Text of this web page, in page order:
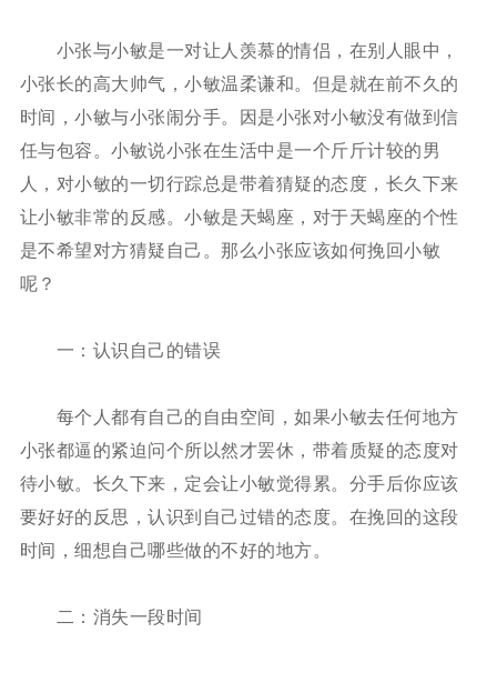
小张与小敏是一对让人羡慕的情侣，在别人眼中，
小张长的高大帅气，小敏温柔谦和。但是就在前不久的
时间，小敏与小张闹分手。因是小张对小敏没有做到信
任与包容。小敏说小张在生活中是一个斤斤计较的男
人，对小敏的一切行踪总是带着猜疑的态度，长久下来
让小敏非常的反感。小敏是天蝎座，对于天蝎座的个性
是不希望对方猜疑自己。那么小张应该如何挽回小敏
呢？
一：认识自己的错误
每个人都有自己的自由空间，如果小敏去任何地方
小张都逼的紧迫问个所以然才罢休，带着质疑的态度对
待小敏。长久下来，定会让小敏觉得累。分手后你应该
要好好的反思，认识到自己过错的态度。在挽回的这段
时间，细想自己哪些做的不好的地方。
二：消失一段时间